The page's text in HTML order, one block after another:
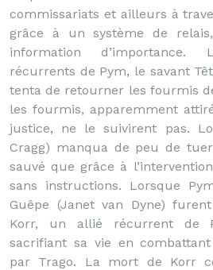
commissariats et ailleurs à
grâce à un système de
information d’importance.
récurrents de Pym, le savant
tenta de retourner les fourmis
les fourmis, apparemment
justice, ne le suivirent pas.
Cragg) manqua de peu de
sauvé que grâce à
sans instructions. Lorsque
Guêpe (Janet van Dyne)
Korr, un allié récurrent de
sacrifiant sa vie en
par Trago. La mort de Korr